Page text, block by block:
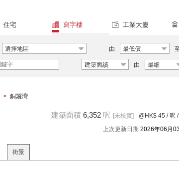
住宅 寫字樓 工業大廈
選擇地區 由 最低價
建築面績 由 最細
> 銅鑼灣
建築面積 6,352 呎 [未核實] @HK$ 45 / 呎 /
上次更新日期 2026年06月
街景